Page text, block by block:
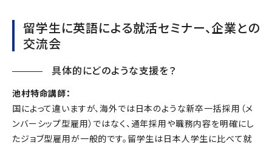
留学生に英語による就活セミナー、企業との
交流会
具体的にどのような支援を？
池村特命講師：
国によって違いますが、海外では日本のような新卒一括採用（メ
ンバーシップ型雇用）ではなく、通年採用や職務内容を明確にし
たジョブ型雇用が一般的です。留学生は日本人学生に比べて就